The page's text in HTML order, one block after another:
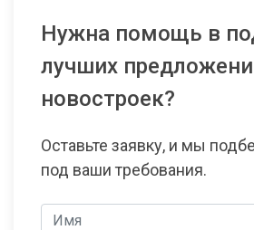
Нужна помощь в
лучших
новостроек?
Оставьте заявку, и мы
под ваши требования.